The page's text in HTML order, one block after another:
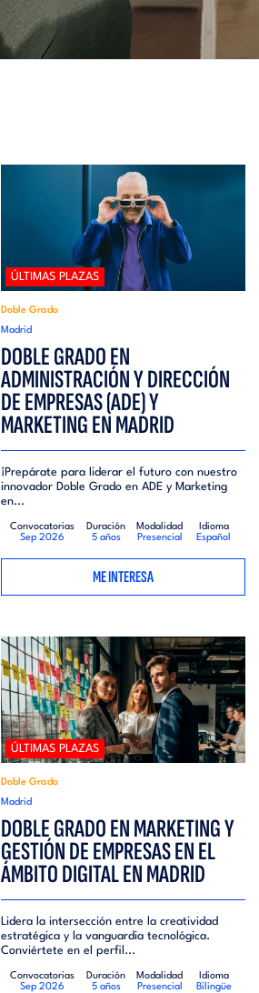
ÚLTIMAS PLAZAS
Doble Grado
Madrid
DOBLE GRADO EN
ADMINISTRACIÓN Y DIRECCIÓN
DE EMPRESAS (ADE) Y
MARKETING EN MADRID
¡Prepárate para liderar el futuro con nuestro
innovador Doble Grado en ADE y Marketing
en...
Convocatorias
Sep 2026
Duración
5 años
Modalidad
Presencial
Idioma
Español
ME INTERESA
ÚLTIMAS PLAZAS
Doble Grado
Madrid
DOBLE GRADO EN MARKETING Y
GESTIÓN DE EMPRESAS EN EL
ÁMBITO DIGITAL EN MADRID
Lidera la intersección entre la creatividad
estratégica y la vanguardia tecnológica.
Conviértete en el perfil...
Convocatorias
Sep 2026
Duración
5 años
Modalidad
Presencial
Idioma
Bilingüe